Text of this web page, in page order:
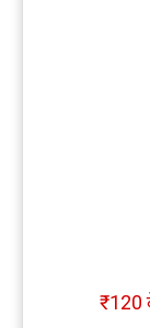
₹120